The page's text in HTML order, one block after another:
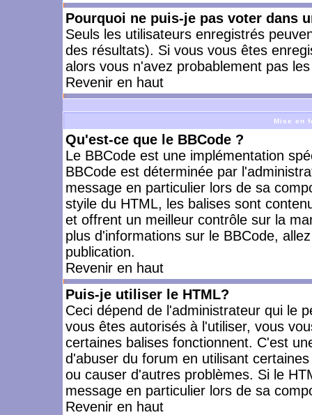
Pourquoi ne puis-je pas voter dans
Seuls les utilisateurs enregistrés
des résultats). Si vous vous êtes
alors vous n'avez probablement pas
Revenir en haut
Mise en
Qu'est-ce que le BBCode ?
Le BBCode est une implémentation
BBCode est déterminée par
message en particulier lors de sa
styile du HTML, les balises sont
et offrent un meilleur contrôle sur la
plus d'informations sur le BBCode,
publication.
Revenir en haut
Puis-je utiliser le HTML?
Ceci dépend de l'administrateur qui le
vous êtes autorisés à l'utiliser, vous
certaines balises fonctionnent. C'est
d'abuser du forum en utilisant
ou causer d'autres problèmes. Si le
message en particulier lors de sa
Revenir en haut